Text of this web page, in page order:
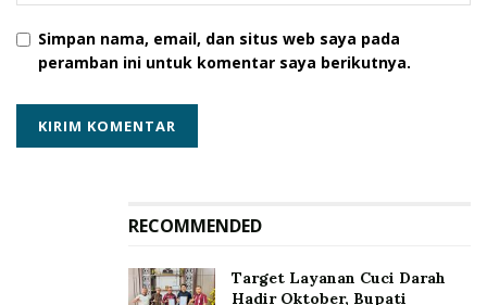
Simpan nama, email, dan situs web saya pada
peramban ini untuk komentar saya berikutnya.
RECOMMENDED
Target Layanan Cuci Darah
Hadir Oktober, Bupati